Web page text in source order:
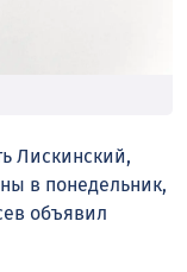
Лискинский,
в понедельник,
объявил